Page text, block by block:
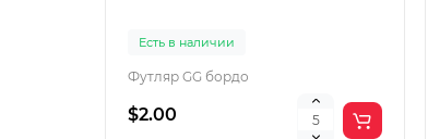
Есть в наличии
Футляр GG бордо
$2.00